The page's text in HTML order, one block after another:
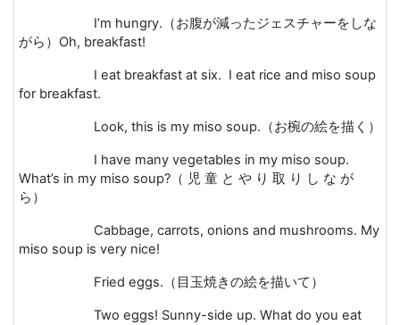
I’m hungry. （お腹が減ったジェスチャーをしな
がら） Oh, breakfast!
I eat breakfast at six. I eat rice and miso soup
for breakfast.
Look, this is my miso soup. （お椀の絵を描く）
I have many vegetables in my miso soup.
What’s in my miso soup? （ 児 童 と や り 取 り し な が
ら）
Cabbage, carrots, onions and mushrooms. My
miso soup is very nice!
Fried eggs. （目玉焼きの絵を描いて）
Two eggs! Sunny-side up. What do you eat